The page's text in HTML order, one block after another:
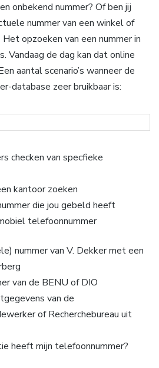
onbekend nummer? Of ben jij
nummer van een winkel of
opzoeken van een nummer in
Vandaag de dag kan dat online
aantal scenario’s wanneer de
database zeer bruikbaar is:
checken van specfieke
kantoor zoeken
die jou gebeld heeft
telefoonnummer
nummer van V. Dekker met een
van de BENU of DIO
van de
of Recherchebureau uit
heeft mijn telefoonnummer?